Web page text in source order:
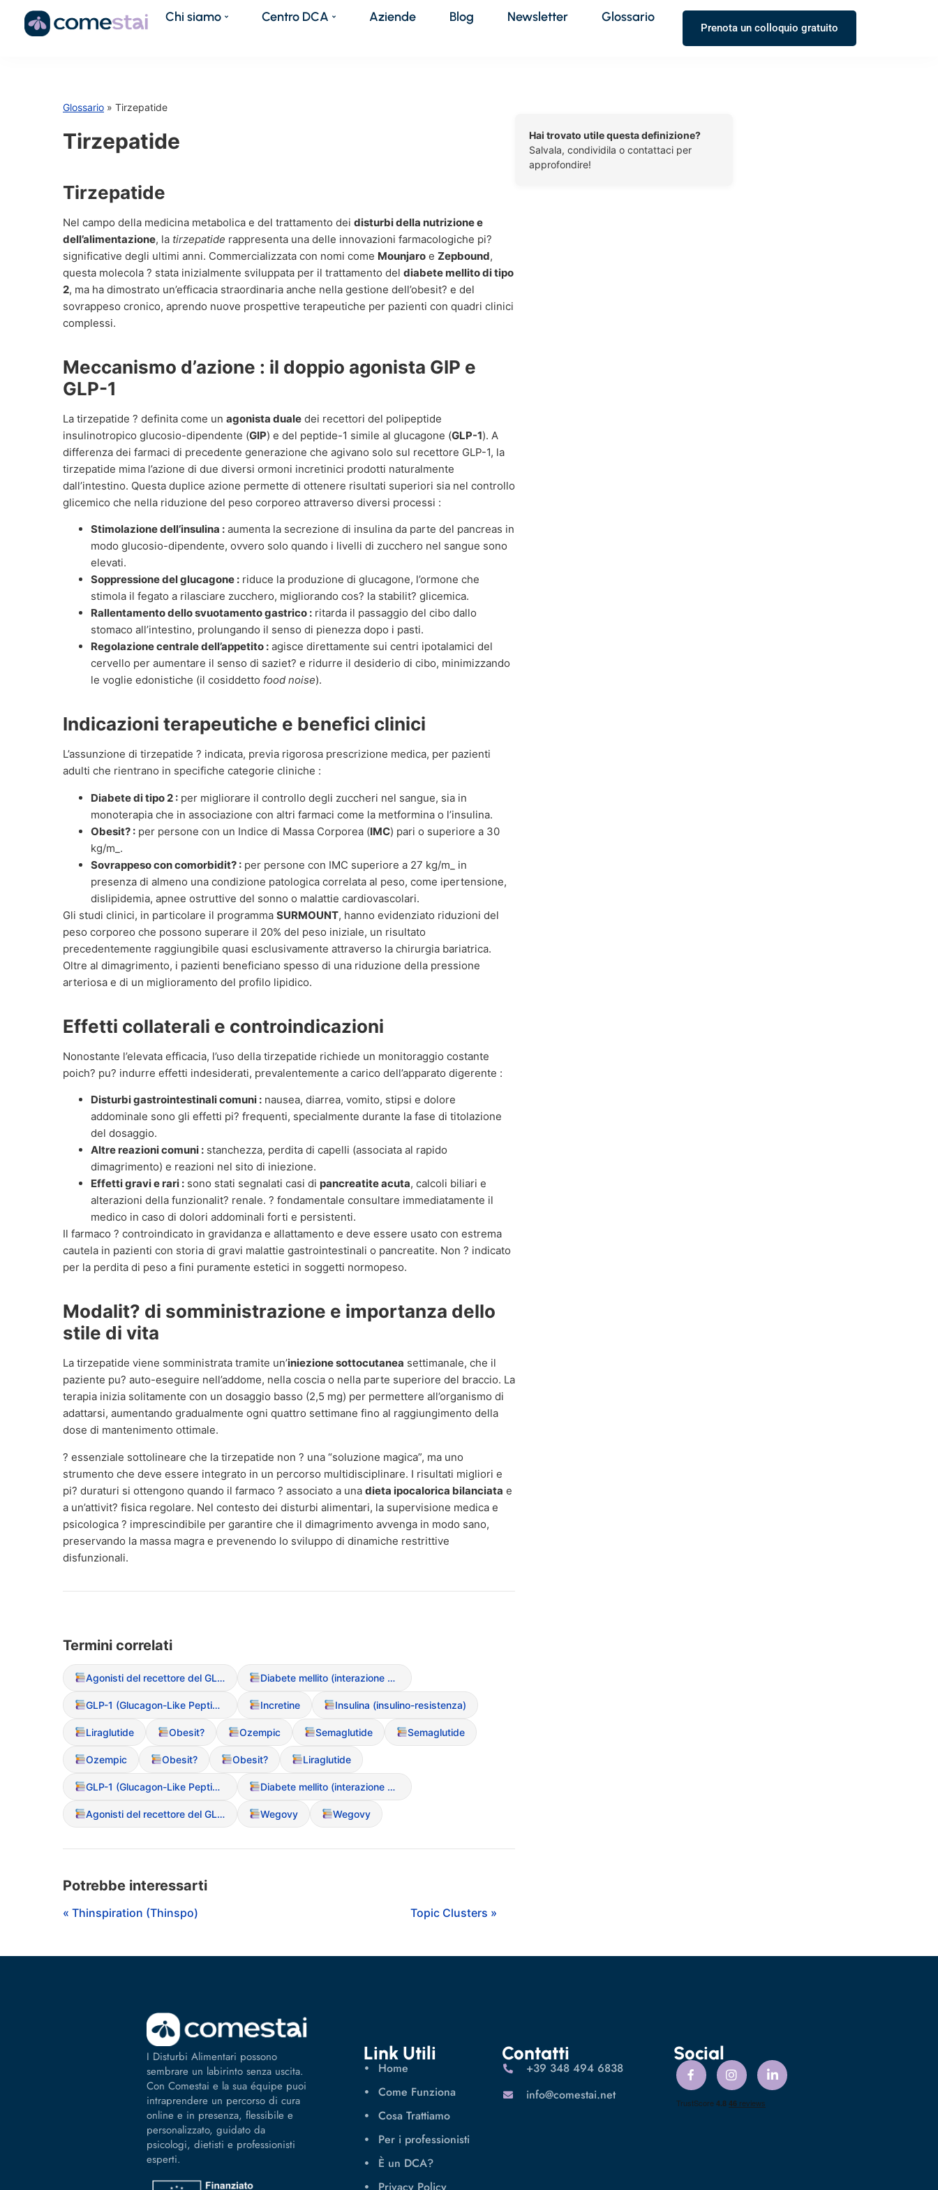
Chi siamo Centro DCA Aziende Blog Newsletter Glossario
Prenota un colloquio gratuito
Glossario » Tirzepatide
Tirzepatide
Tirzepatide
Nel campo della medicina metabolica e del trattamento dei disturbi della nutrizione e
dell’alimentazione, la tirzepatide rappresenta una delle innovazioni farmacologiche pi?
significative degli ultimi anni. Commercializzata con nomi come Mounjaro e Zepbound,
questa molecola ? stata inizialmente sviluppata per il trattamento del diabete mellito di tipo
2, ma ha dimostrato un’efficacia straordinaria anche nella gestione dell’obesit? e del
sovrappeso cronico, aprendo nuove prospettive terapeutiche per pazienti con quadri clinici
complessi.
Meccanismo d’azione : il doppio agonista GIP e
GLP-1
La tirzepatide ? definita come un agonista duale dei recettori del polipeptide
insulinotropico glucosio-dipendente (GIP) e del peptide-1 simile al glucagone (GLP-1). A
differenza dei farmaci di precedente generazione che agivano solo sul recettore GLP-1, la
tirzepatide mima l’azione di due diversi ormoni incretinici prodotti naturalmente
dall’intestino. Questa duplice azione permette di ottenere risultati superiori sia nel controllo
glicemico che nella riduzione del peso corporeo attraverso diversi processi :
Stimolazione dell’insulina : aumenta la secrezione di insulina da parte del pancreas in
modo glucosio-dipendente, ovvero solo quando i livelli di zucchero nel sangue sono
elevati.
Soppressione del glucagone : riduce la produzione di glucagone, l’ormone che
stimola il fegato a rilasciare zucchero, migliorando cos? la stabilit? glicemica.
Rallentamento dello svuotamento gastrico : ritarda il passaggio del cibo dallo
stomaco all’intestino, prolungando il senso di pienezza dopo i pasti.
Regolazione centrale dell’appetito : agisce direttamente sui centri ipotalamici del
cervello per aumentare il senso di saziet? e ridurre il desiderio di cibo, minimizzando
le voglie edonistiche (il cosiddetto food noise).
Indicazioni terapeutiche e benefici clinici
L’assunzione di tirzepatide ? indicata, previa rigorosa prescrizione medica, per pazienti
adulti che rientrano in specifiche categorie cliniche :
Diabete di tipo 2 : per migliorare il controllo degli zuccheri nel sangue, sia in
monoterapia che in associazione con altri farmaci come la metformina o l’insulina.
Obesit? : per persone con un Indice di Massa Corporea (IMC) pari o superiore a 30
kg/m_.
Sovrappeso con comorbidit? : per persone con IMC superiore a 27 kg/m_ in
presenza di almeno una condizione patologica correlata al peso, come ipertensione,
dislipidemia, apnee ostruttive del sonno o malattie cardiovascolari.
Gli studi clinici, in particolare il programma SURMOUNT, hanno evidenziato riduzioni del
peso corporeo che possono superare il 20% del peso iniziale, un risultato
precedentemente raggiungibile quasi esclusivamente attraverso la chirurgia bariatrica.
Oltre al dimagrimento, i pazienti beneficiano spesso di una riduzione della pressione
arteriosa e di un miglioramento del profilo lipidico.
Effetti collaterali e controindicazioni
Nonostante l’elevata efficacia, l’uso della tirzepatide richiede un monitoraggio costante
poich? pu? indurre effetti indesiderati, prevalentemente a carico dell’apparato digerente :
Disturbi gastrointestinali comuni : nausea, diarrea, vomito, stipsi e dolore
addominale sono gli effetti pi? frequenti, specialmente durante la fase di titolazione
del dosaggio.
Altre reazioni comuni : stanchezza, perdita di capelli (associata al rapido
dimagrimento) e reazioni nel sito di iniezione.
Effetti gravi e rari : sono stati segnalati casi di pancreatite acuta, calcoli biliari e
alterazioni della funzionalit? renale. ? fondamentale consultare immediatamente il
medico in caso di dolori addominali forti e persistenti.
Il farmaco ? controindicato in gravidanza e allattamento e deve essere usato con estrema
cautela in pazienti con storia di gravi malattie gastrointestinali o pancreatite. Non ? indicato
per la perdita di peso a fini puramente estetici in soggetti normopeso.
Modalit? di somministrazione e importanza dello
stile di vita
La tirzepatide viene somministrata tramite un’iniezione sottocutanea settimanale, che il
paziente pu? auto-eseguire nell’addome, nella coscia o nella parte superiore del braccio. La
terapia inizia solitamente con un dosaggio basso (2,5 mg) per permettere all’organismo di
adattarsi, aumentando gradualmente ogni quattro settimane fino al raggiungimento della
dose di mantenimento ottimale.
? essenziale sottolineare che la tirzepatide non ? una “soluzione magica”, ma uno
strumento che deve essere integrato in un percorso multidisciplinare. I risultati migliori e
pi? duraturi si ottengono quando il farmaco ? associato a una dieta ipocalorica bilanciata e
a un’attivit? fisica regolare. Nel contesto dei disturbi alimentari, la supervisione medica e
psicologica ? imprescindibile per garantire che il dimagrimento avvenga in modo sano,
preservando la massa magra e prevenendo lo sviluppo di dinamiche restrittive
disfunzionali.
Termini correlati
Agonisti del recettore del GLP-1 Diabete mellito (interazione con DCA)
GLP-1 (Glucagon-Like Peptide-1) Incretine Insulina (insulino-resistenza)
Liraglutide Obesit? Ozempic Semaglutide Semaglutide
Ozempic Obesit? Obesit? Liraglutide
GLP-1 (Glucagon-Like Peptide-1) Diabete mellito (interazione con DCA)
Agonisti del recettore del GLP-1 Wegovy Wegovy
Potrebbe interessarti
« Thinspiration (Thinspo) Topic Clusters »
Hai trovato utile questa definizione?
Salvala, condividila o contattaci per
approfondire!
I Disturbi Alimentari possono
sembrare un labirinto senza uscita.
Con Comestai e la sua équipe puoi
intraprendere un percorso di cura
online e in presenza, flessibile e
personalizzato, guidato da
psicologi, dietisti e professionisti
esperti.
Link Utili
Home
Come Funziona
Cosa Trattiamo
Per i professionisti
È un DCA?
Privacy Policy
Contatti
‪+39 348 494 6838
info@comestai.net
Social